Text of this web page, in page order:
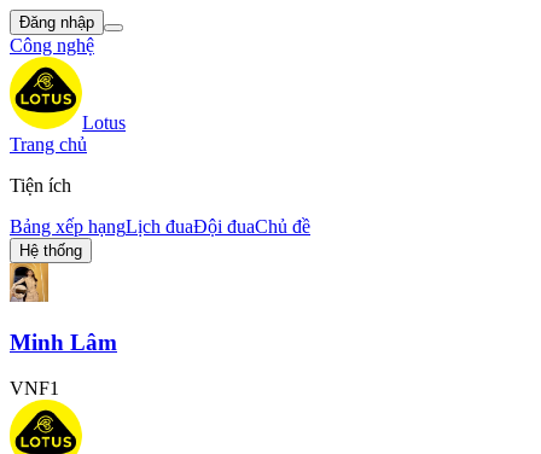
Đăng nhập
Công nghệ
Lotus
Trang chủ
Tiện ích
Bảng xếp hạngLịch đuaĐội đuaChủ đề
Hệ thống
Minh Lâm
VNF1